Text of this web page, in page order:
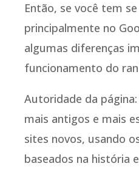
Então, se você tem
principalmente no
algumas diferenças
funcionamento do
Autoridade da
mais antigos e mais
sites novos, usando
baseados na história